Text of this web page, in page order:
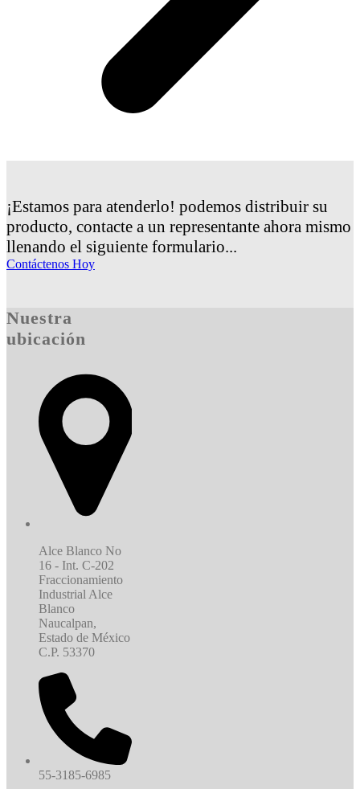
¡Estamos para atenderlo! podemos distribuir su
producto, contacte a un representante ahora mismo
llenando el siguiente formulario...
Contáctenos Hoy
Nuestra
ubicación
Alce Blanco No
16 - Int. C-202
Fraccionamiento
Industrial Alce
Blanco
Naucalpan,
Estado de México
C.P. 53370
55-3185-6985